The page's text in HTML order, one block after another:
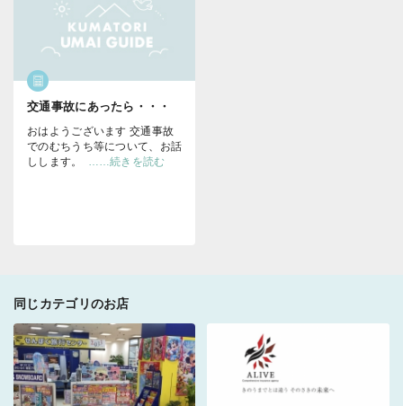
交通事故にあったら・・・
おはようございます 交通事故
でのむちうち等について、お話
しします。
……続きを読む
同じカテゴリのお店